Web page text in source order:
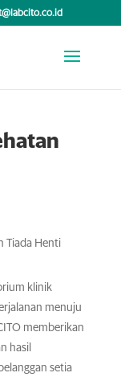
Tiada Henti
klinik
menuju
memberikan
hasil
setia